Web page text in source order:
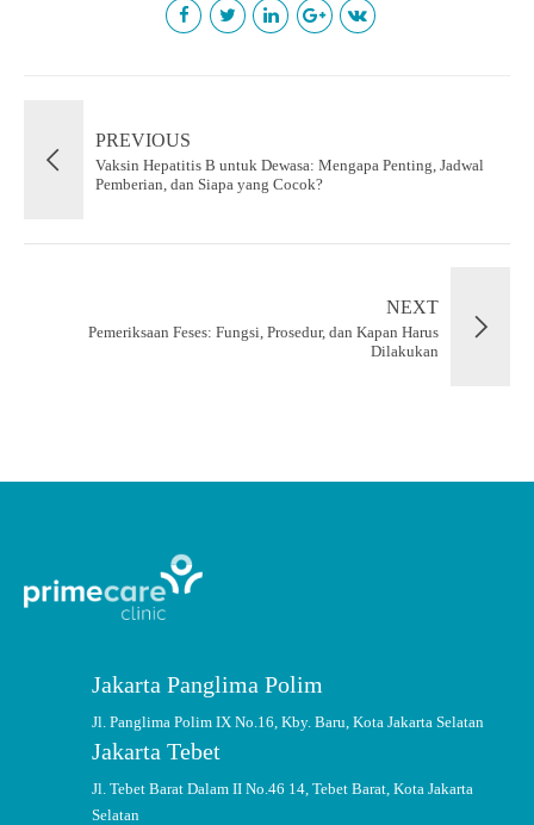
PREVIOUS
Vaksin Hepatitis B untuk Dewasa: Mengapa Penting, Jadwal
Pemberian, dan Siapa yang Cocok?
NEXT
Pemeriksaan Feses: Fungsi, Prosedur, dan Kapan Harus
Dilakukan
Jakarta Panglima Polim
Jl. Panglima Polim IX No.16, Kby. Baru, Kota Jakarta Selatan
Jakarta Tebet
Jl. Tebet Barat Dalam II No.46 14, Tebet Barat, Kota Jakarta
Selatan